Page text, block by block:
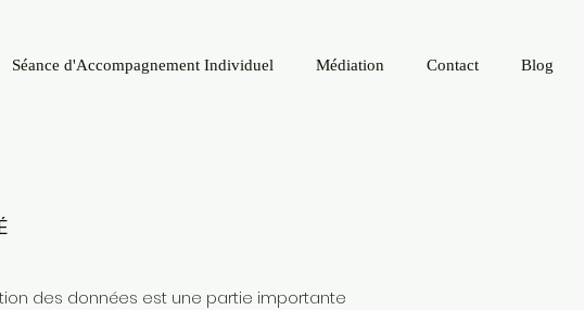
Séance d'Accompagnement Individuel Médiation Contact Blog
des données est une partie importante